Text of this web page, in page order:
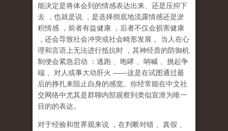
能决定是将体会到的情感表达出来、还是压抑下
去
，也就是说 ， 是选择彻底地流露情感还是淤
积情感
，前者有益健康
，后者不仅会损害健康
，还会导致社会冲突或社会畸形发展 。当人在心
理和言语上无法进行抵抗时
，其神经质的防御机
制便会紧急启动
：逃跑 、咆哮 、呐喊
、挑起争
端
、对人或事大动肝火 ——这是在试图通过最
后的挣扎来阻止自身的感觉。你经常能在中文社
交网络中尤其是群聊内部观察到类似宣泄为唯一
目的的表达。
对于经验和世界观来说 ，在判断对错 、真假